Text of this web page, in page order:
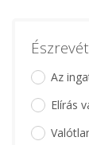
Az
Elírás